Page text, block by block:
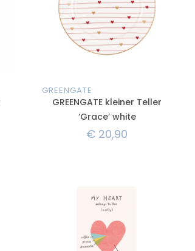
GREENGATE
GREENGATE kleiner Teller
‘Grace’ white
€ 20,90